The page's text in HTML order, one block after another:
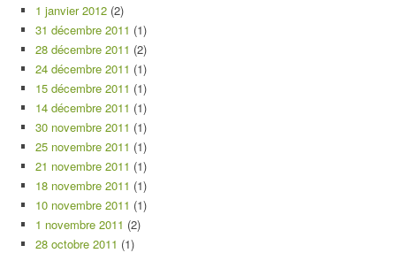
1 janvier 2012 (2)
31 décembre 2011 (1)
28 décembre 2011 (2)
24 décembre 2011 (1)
15 décembre 2011 (1)
14 décembre 2011 (1)
30 novembre 2011 (1)
25 novembre 2011 (1)
21 novembre 2011 (1)
18 novembre 2011 (1)
10 novembre 2011 (1)
1 novembre 2011 (2)
28 octobre 2011 (1)